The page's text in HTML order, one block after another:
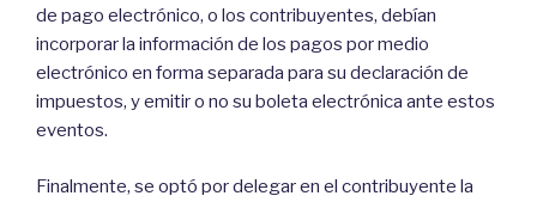
de pago electrónico, o los contribuyentes, debían
incorporar la información de los pagos por medio
electrónico en forma separada para su declaración de
impuestos, y emitir o no su boleta electrónica ante estos
eventos.
Finalmente, se optó por delegar en el contribuyente la